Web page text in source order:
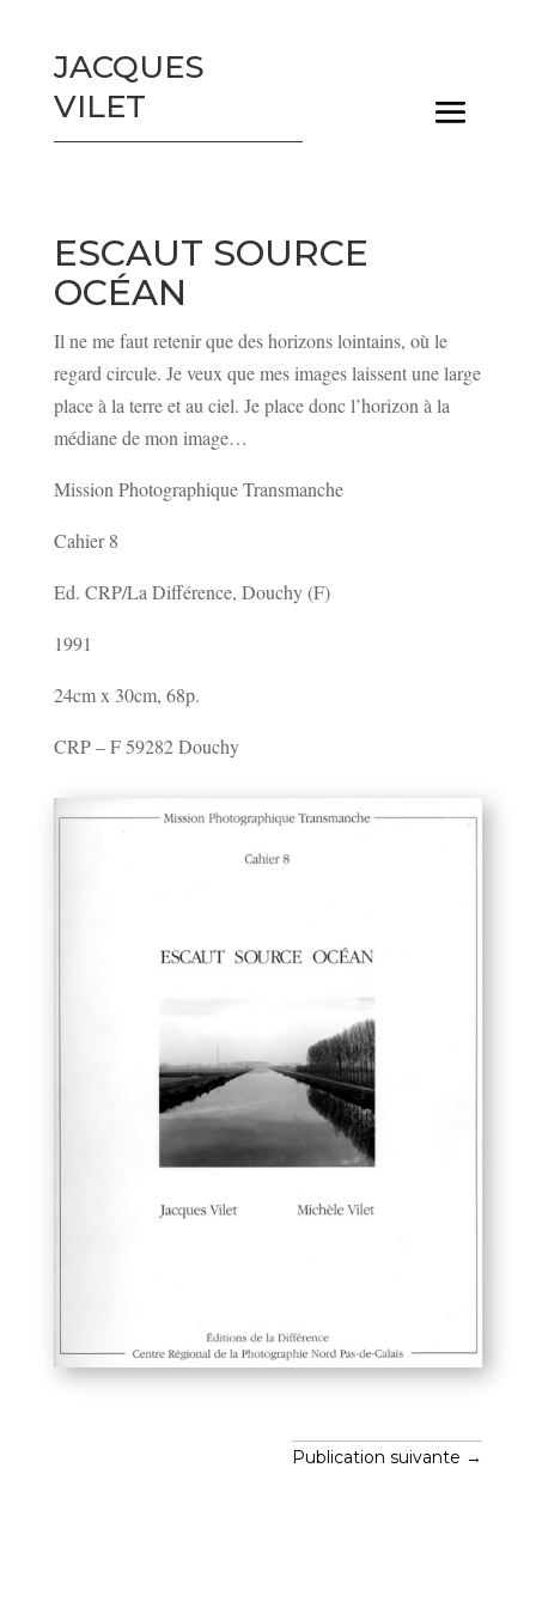
JACQUES
VILET
ESCAUT SOURCE
OCÉAN
Il ne me faut retenir que des horizons lointains, où le
regard circule. Je veux que mes images laissent une large
place à la terre et au ciel. Je place donc l’horizon à la
médiane de mon image…
Mission Photographique Transmanche
Cahier 8
Ed. CRP/La Différence, Douchy (F)
1991
24cm x 30cm, 68p.
CRP – F 59282 Douchy
Publication suivante →